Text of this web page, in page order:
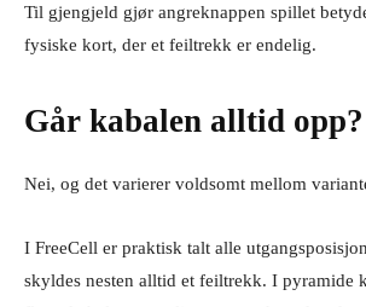
Til gjengjeld gjør angreknappen spillet
fysiske kort, der et feiltrekk er endelig.
Går kabalen alltid opp?
Nei, og det varierer voldsomt mellom
I FreeCell er praktisk talt alle
skyldes nesten alltid et feiltrekk. I pyramide